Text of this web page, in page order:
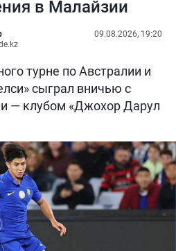
в Малайзии
09.08.2026, 19:20
турне по Австралии и
сыграл вничью с
— клубом «Джохор Дарул